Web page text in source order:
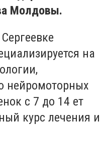
Молдовы.
на
нейромоторных
с 7 до 14 ет
курс лечения и